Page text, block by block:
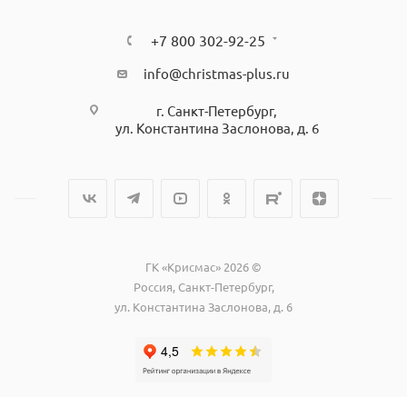
+7 800 302-92-25
info@christmas-plus.ru
г. Санкт-Петербург,
ул. Константина Заслонова, д. 6
ГК «Крисмас» 2026 ©
Россия, Санкт-Петербург,
ул. Константина Заслонова, д. 6